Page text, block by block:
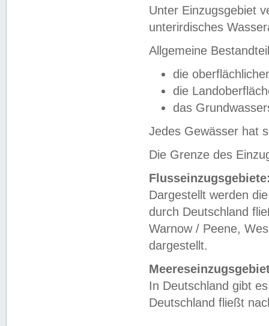
Unter Einzugsgebiet
unterirdisches
Allgemeine
die
die
das
Jedes Gewässer hat
Die Grenze des
Dargestellt werden
durch Deutschland
Warnow / Peene,
dargestellt.
In Deutschland gibt
Deutschland fließt